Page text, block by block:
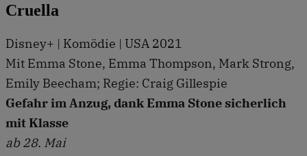
Cruella
Disney+ | Komödie | USA 2021
Mit Emma Stone, Emma Thompson, Mark Strong,
Emily Beecham; Regie: Craig Gillespie
Gefahr im Anzug, dank Emma Stone sicherlich
mit Klasse
ab 28. Mai